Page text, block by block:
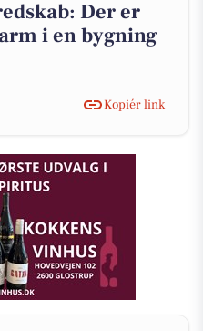
Der er
i en bygning
Kopiér link